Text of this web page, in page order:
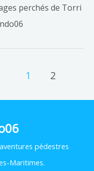
perchés de Torri
1 2
pédestres
Maritimes.